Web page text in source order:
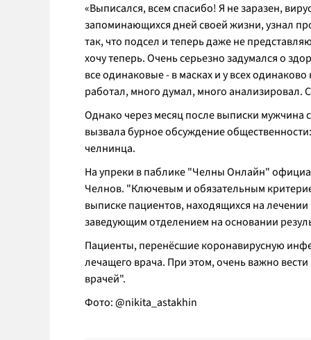
«Выписался, всем спасибо! Я не заразен,
запоминающихся дней своей жизни, узнал
так, что подсел и теперь даже не
хочу теперь. Очень серьезно задумался о
все одинаковые - в масках и у всех
работал, много думал, много анализировал.
Однако через месяц после выписки
вызвала бурное обсуждение
челнинца.
На упреки в паблике "Челны Онлайн"
Челнов. "Ключевым и обязательным
выписке пациентов, находящихся на
заведующим отделением на основании
Пациенты, перенёсшие коронавирусную
лечащего врача. При этом, очень важно
врачей".
Фото: @nikita_astakhin